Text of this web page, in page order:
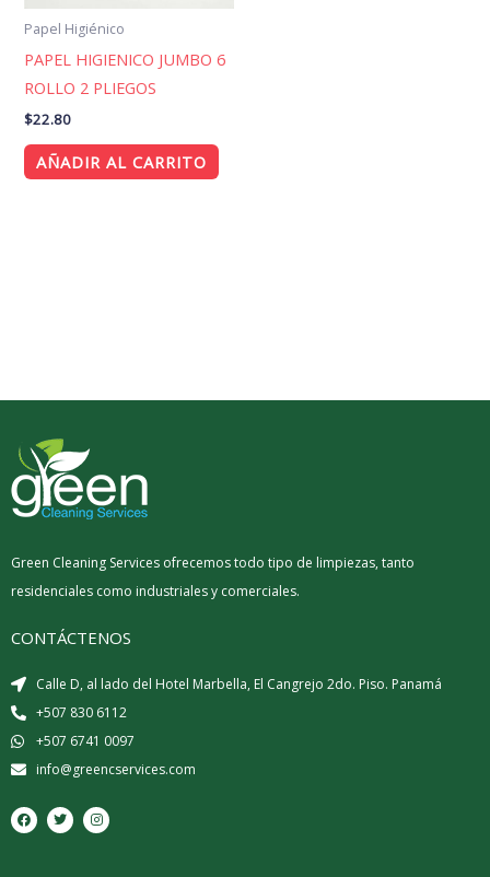
Papel Higiénico
PAPEL HIGIENICO JUMBO 6
ROLLO 2 PLIEGOS
$22.80
AÑADIR AL CARRITO
Green Cleaning Services ofrecemos todo tipo de limpiezas, tanto
residenciales como industriales y comerciales.
CONTÁCTENOS
Calle D, al lado del Hotel Marbella, El Cangrejo 2do. Piso. Panamá
+507 830 6112
+507 6741 0097
info@greencservices.com
F
a
c
T
w
i
I
n
s